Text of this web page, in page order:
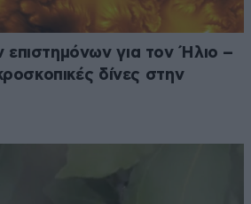
για τον Ήλιο –
δίνες στην